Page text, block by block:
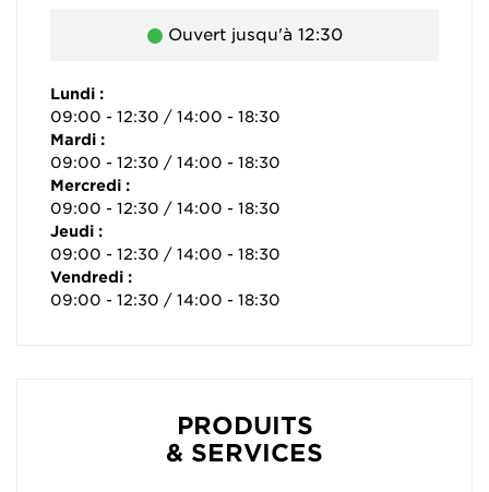
Ouvert jusqu'à 12:30
Lundi :
09:00 - 12:30 / 14:00 - 18:30
Mardi :
09:00 - 12:30 / 14:00 - 18:30
Mercredi :
09:00 - 12:30 / 14:00 - 18:30
Jeudi :
09:00 - 12:30 / 14:00 - 18:30
Vendredi :
09:00 - 12:30 / 14:00 - 18:30
PRODUITS
& SERVICES